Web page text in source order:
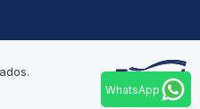
WhatsApp